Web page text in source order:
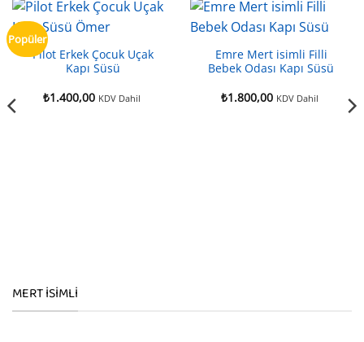
Popüler
Pilot Erkek Çocuk Uçak
Kapı Süsü
₺1.400,00 KDV Dahil
Emre Mert isimli Filli
Bebek Odası Kapı Süsü
₺1.800,00 KDV Dahil
MERT İSIMLI